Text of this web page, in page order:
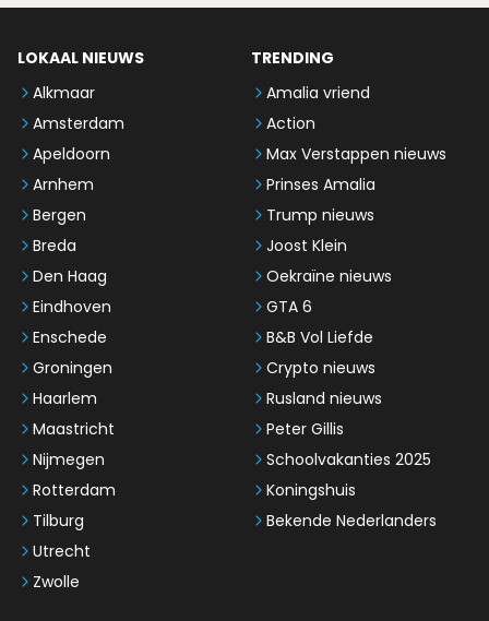
LOKAAL NIEUWS
Alkmaar
Amsterdam
Apeldoorn
Arnhem
Bergen
Breda
Den Haag
Eindhoven
Enschede
Groningen
Haarlem
Maastricht
Nijmegen
Rotterdam
Tilburg
Utrecht
Zwolle
TRENDING
Amalia vriend
Action
Max Verstappen nieuws
Prinses Amalia
Trump nieuws
Joost Klein
Oekraïne nieuws
GTA 6
B&B Vol Liefde
Crypto nieuws
Rusland nieuws
Peter Gillis
Schoolvakanties 2025
Koningshuis
Bekende Nederlanders